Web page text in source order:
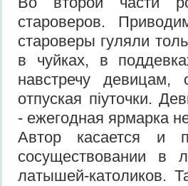
староверов.
староверы гуляли
в чуйках, в
навстречу
отпуская піуточки.
- ежегодная ярмарка
Автор касается и
сосуществовании в
латышей-католиков.